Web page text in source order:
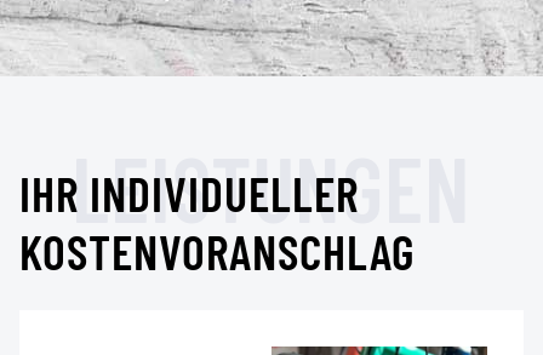
LEISTUNGEN
IHR INDIVIDUELLER
KOSTENVORANSCHLAG